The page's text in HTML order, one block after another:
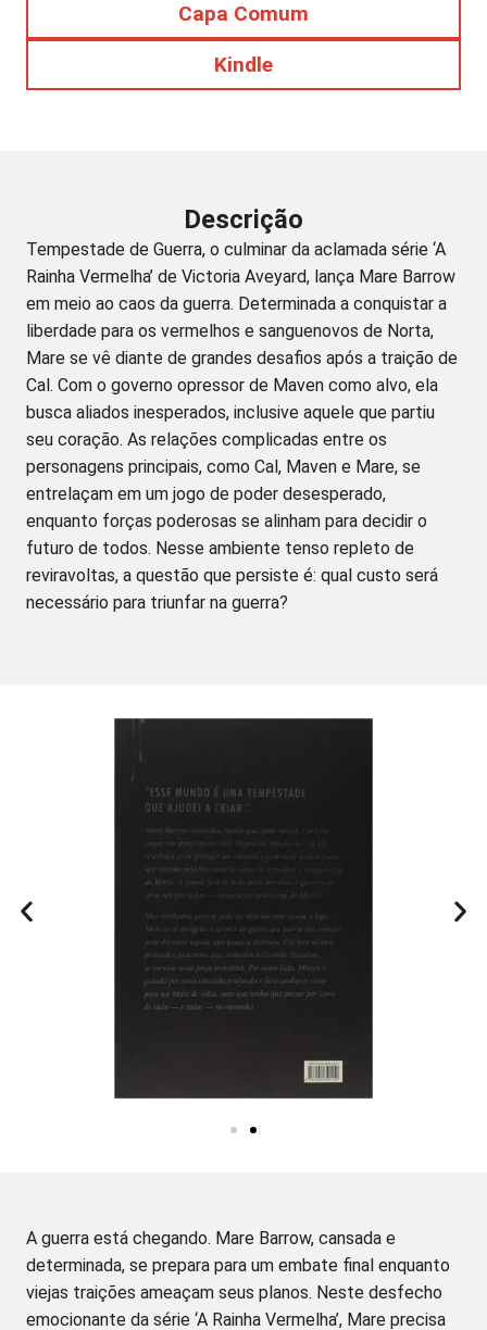
Capa Comum
Kindle
Descrição
Tempestade de Guerra, o culminar da aclamada série ‘A
Rainha Vermelha’ de Victoria Aveyard, lança Mare Barrow
em meio ao caos da guerra. Determinada a conquistar a
liberdade para os vermelhos e sanguenovos de Norta,
Mare se vê diante de grandes desafios após a traição de
Cal. Com o governo opressor de Maven como alvo, ela
busca aliados inesperados, inclusive aquele que partiu
seu coração. As relações complicadas entre os
personagens principais, como Cal, Maven e Mare, se
entrelaçam em um jogo de poder desesperado,
enquanto forças poderosas se alinham para decidir o
futuro de todos. Nesse ambiente tenso repleto de
reviravoltas, a questão que persiste é: qual custo será
necessário para triunfar na guerra?
A guerra está chegando. Mare Barrow, cansada e
determinada, se prepara para um embate final enquanto
viejas traições ameaçam seus planos. Neste desfecho
emocionante da série ‘A Rainha Vermelha’, Mare precisa